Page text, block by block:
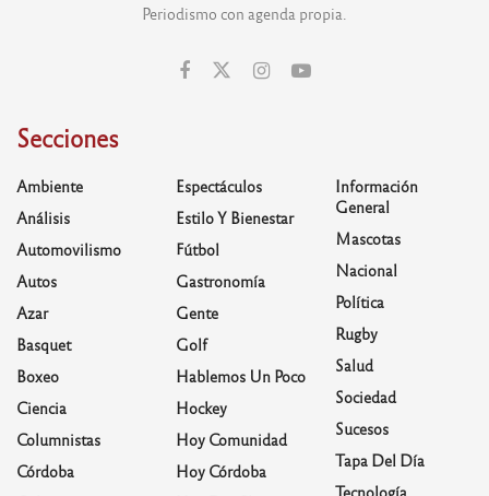
Periodismo con agenda propia.
Secciones
Ambiente
Análisis
Automovilismo
Autos
Azar
Basquet
Boxeo
Ciencia
Columnistas
Córdoba
Espectáculos
Estilo Y Bienestar
Fútbol
Gastronomía
Gente
Golf
Hablemos Un Poco
Hockey
Hoy Comunidad
Hoy Córdoba
Información
General
Mascotas
Nacional
Política
Rugby
Salud
Sociedad
Sucesos
Tapa Del Día
Tecnología